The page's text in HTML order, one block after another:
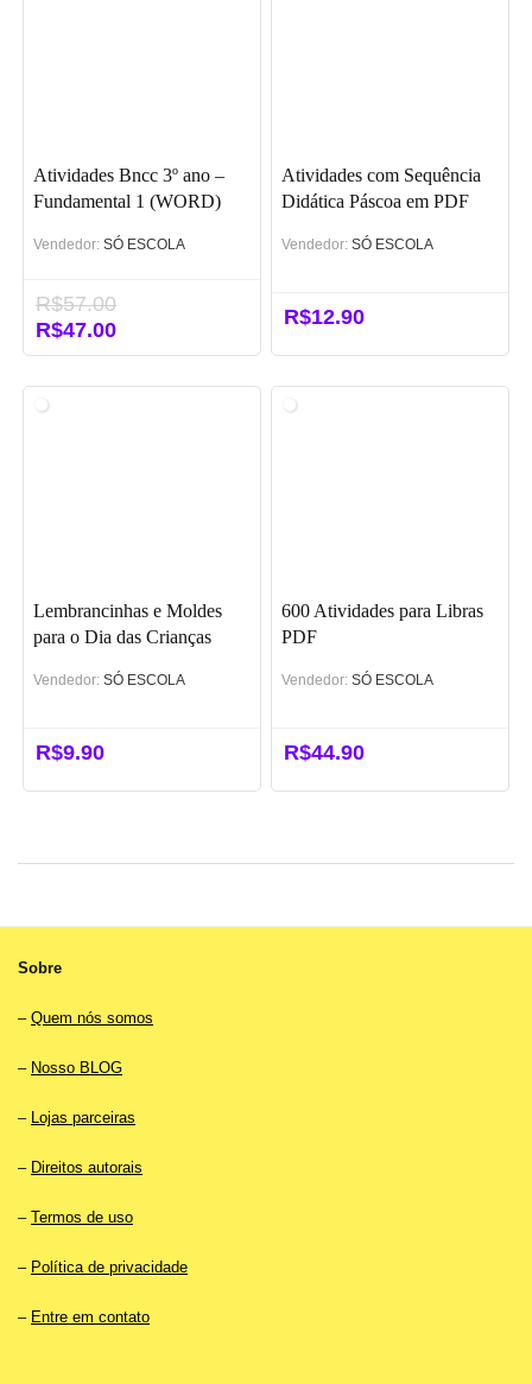
Atividades Bncc 3º ano –
Fundamental 1 (WORD)
Vendedor: SÓ ESCOLA
R$57.00
O
preço
R$47.00O
preço
Atividades com Sequência
Didática Páscoa em PDF
Vendedor: SÓ ESCOLA
R$12.90
Lembrancinhas e Moldes
para o Dia das Crianças
Vendedor: SÓ ESCOLA
R$9.90
600 Atividades para Libras
PDF
Vendedor: SÓ ESCOLA
R$44.90
Sobre
– Quem nós somos
– Nosso BLOG
– Lojas parceiras
– Direitos autorais
– Termos de uso
– Política de privacidade
– Entre em contato